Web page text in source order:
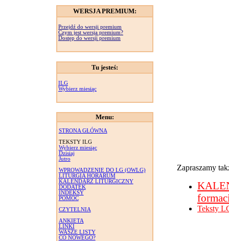
WERSJA PREMIUM:
Przejdź do wersji premium
Czym jest wersja premium?
Dostęp do wersji premium
Tu jesteś:
ILG
Wybierz miesiąc
Menu:
STRONA GŁÓWNA
TEKSTY ILG
Wybierz miesiąc
Dzisiaj
Jutro
WPROWADZENIE DO LG (OWLG)
LITURGIA HORARUM
KALENDARZ LITURGICZNY
DODATEK
INDEKSY
POMOC
CZYTELNIA
ANKIETA
LINKI
WASZE LISTY
CO NOWEGO?
Zapraszamy
Teksty